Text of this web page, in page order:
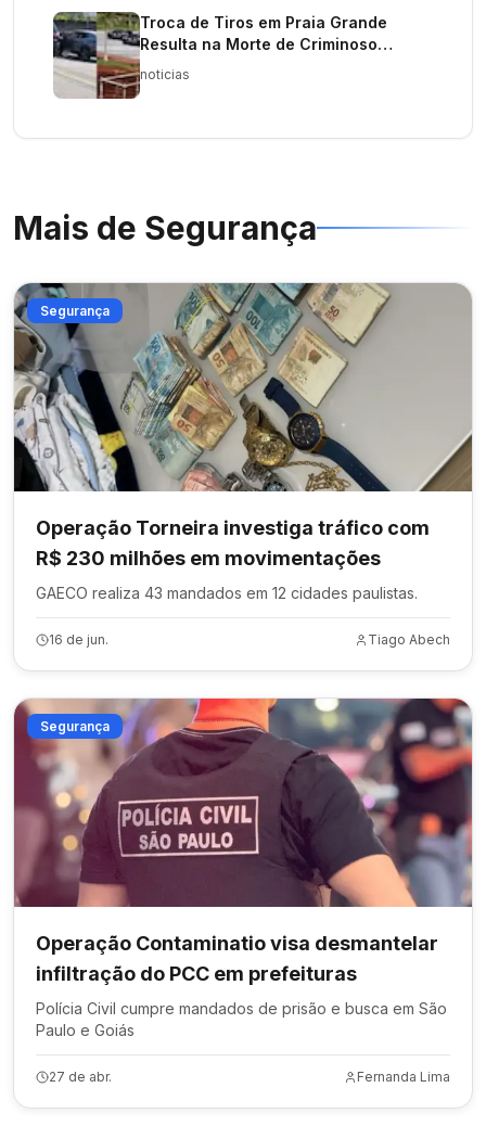
Troca de Tiros em Praia Grande
Resulta na Morte de Criminoso
Procurado pela Justiça
noticias
Mais de Segurança
Segurança
Operação Torneira investiga tráfico com
R$ 230 milhões em movimentações
GAECO realiza 43 mandados em 12 cidades paulistas.
16 de jun. Tiago Abech
Segurança
Operação Contaminatio visa desmantelar
infiltração do PCC em prefeituras
Polícia Civil cumpre mandados de prisão e busca em São
Paulo e Goiás
27 de abr. Fernanda Lima